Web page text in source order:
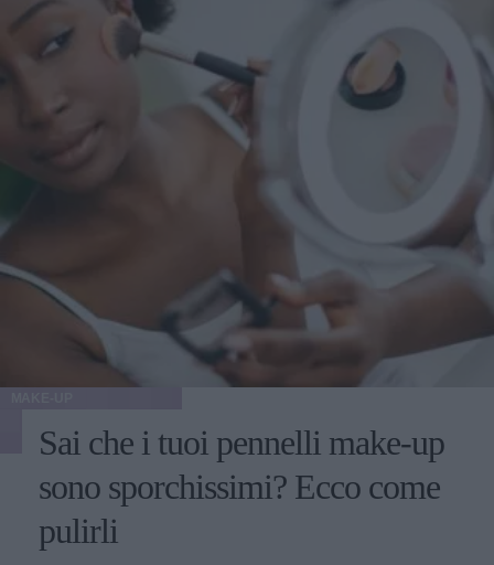
10-15 chili dopo la procedura, il risultato potrebbe non
essere ottimale". L'ideale, quindi, sarebbe raggiungere e
mantenere un peso stabile, prima di decidere di sottoporsi a
qualunque tipo di intervento estetico.
Sai che i tuoi pennelli make-up
sono sporchissimi? Ecco come
pulirli